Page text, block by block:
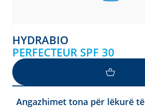
HYDRABIO
PERFECTEUR SPF 30
Angazhimet tona për lëkurë